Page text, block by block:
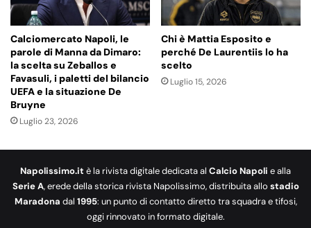
Calciomercato Napoli, le
parole di Manna da Dimaro:
la scelta su Zeballos e
Favasuli, i paletti del bilancio
UEFA e la situazione De
Bruyne
Luglio 23, 2026
Chi è Mattia Esposito e
perché De Laurentiis lo ha
scelto
Luglio 15, 2026
Napolissimo.it è la rivista digitale dedicata al Calcio Napoli e alla
Serie A, erede della storica rivista Napolissimo, distribuita allo stadio
Maradona dal 1995: un punto di contatto diretto tra squadra e tifosi,
oggi rinnovato in formato digitale.